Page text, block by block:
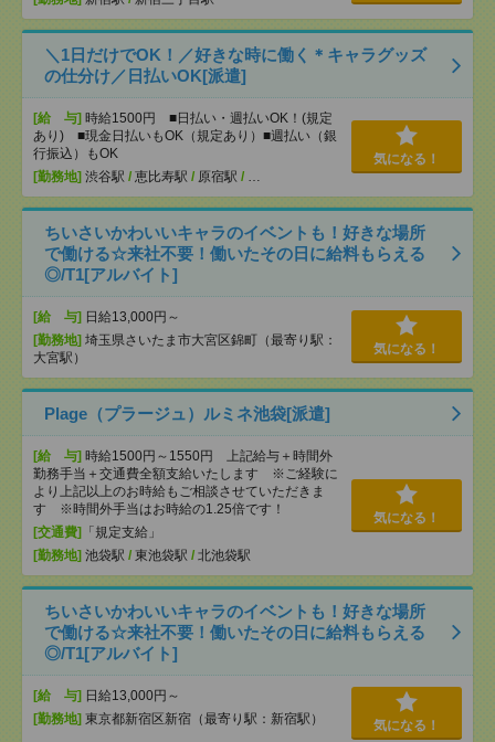
＼1日だけでOK！／好きな時に働く＊キャラグッズ
の仕分け／日払いOK[派遣]
[給 与] 時給1500円 ■日払い・週払いOK！(規定
あり) ■現金日払いもOK（規定あり）■週払い（銀
行振込）もOK
[勤務地] 渋谷駅 / 恵比寿駅 / 原宿駅 / …
気になる！
ちいさいかわいいキャラのイベントも！好きな場所
で働ける☆来社不要！働いたその日に給料もらえる
◎/T1[アルバイト]
[給 与] 日給13,000円～
[勤務地] 埼玉県さいたま市大宮区錦町（最寄り駅：
大宮駅）
気になる！
Plage（プラージュ）ルミネ池袋[派遣]
[給 与] 時給1500円～1550円 上記給与＋時間外
勤務手当＋交通費全額支給いたします ※ご経験に
より上記以上のお時給もご相談させていただきま
す ※時間外手当はお時給の1.25倍です！
[交通費] 「規定支給」
[勤務地] 池袋駅 / 東池袋駅 / 北池袋駅
気になる！
ちいさいかわいいキャラのイベントも！好きな場所
で働ける☆来社不要！働いたその日に給料もらえる
◎/T1[アルバイト]
[給 与] 日給13,000円～
[勤務地] 東京都新宿区新宿（最寄り駅：新宿駅） 気になる！